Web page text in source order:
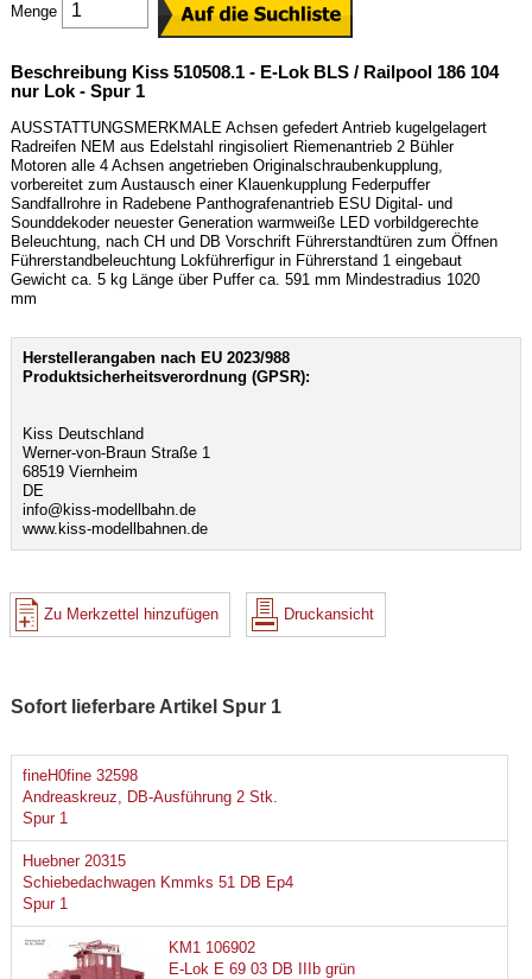
Menge
Beschreibung Kiss 510508.1 - E-Lok BLS / Railpool 186 104
nur Lok - Spur 1
AUSSTATTUNGSMERKMALE Achsen gefedert Antrieb kugelgelagert
Radreifen NEM aus Edelstahl ringisoliert Riemenantrieb 2 Bühler
Motoren alle 4 Achsen angetrieben Originalschraubenkupplung,
vorbereitet zum Austausch einer Klauenkupplung Federpuffer
Sandfallrohre in Radebene Panthografenantrieb ESU Digital- und
Sounddekoder neuester Generation warmweiße LED vorbildgerechte
Beleuchtung, nach CH und DB Vorschrift Führerstandtüren zum Öffnen
Führerstandbeleuchtung Lokführerfigur in Führerstand 1 eingebaut
Gewicht ca. 5 kg Länge über Puffer ca. 591 mm Mindestradius 1020
mm
Herstellerangaben nach EU 2023/988
Produktsicherheitsverordnung (GPSR):
Kiss Deutschland
Werner-von-Braun Straße 1
68519 Viernheim
DE
info@kiss-modellbahn.de
www.kiss-modellbahnen.de
Zu Merkzettel hinzufügen Druckansicht
Sofort lieferbare Artikel Spur 1
fineH0fine 32598
Andreaskreuz, DB-Ausführung 2 Stk.
Spur 1
Huebner 20315
Schiebedachwagen Kmmks 51 DB Ep4
Spur 1
KM1 106902
E-Lok E 69 03 DB IIIb grün